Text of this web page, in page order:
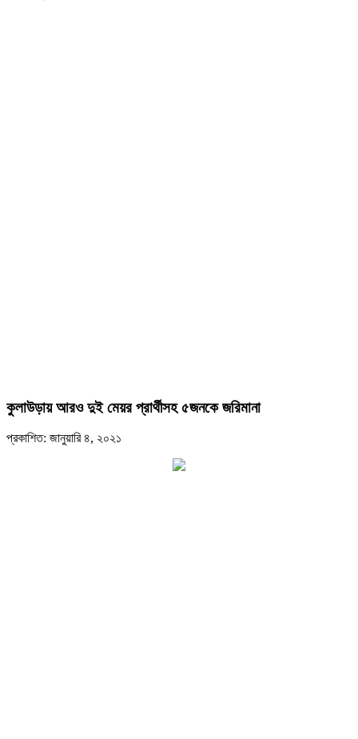
কুলাউড়ায় আরও দুই মেয়র প্রার্থীসহ ৫জনকে জরিমানা
প্রকাশিত: জানুয়ারি ৪, ২০২১